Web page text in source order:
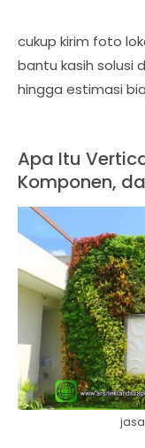
cukup kirim foto
bantu kasih solusi
hingga estimasi
Apa Itu
Komponen,